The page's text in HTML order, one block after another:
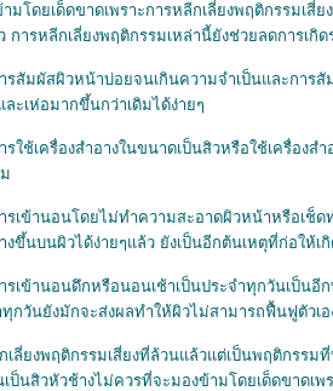
มโดยเด็ดขาดเพราะการหลีกเลี่ยงพฤติกรรมเ
การหลีกเลี่ยงพฤติกรรมเหล่านี้ยังช่วยลดการเ
รสัมผัสผิวหน้าบ่อยจนเกินความจำเป็นและการ
ละเห่อมากขึ้นกว่าเดิมได้ง่ายๆ
ใช้เครื่องสำอางในขนาดเป็นสิวหรือใช้เครื่อง
รเข้านอนโดยไม่ทำความสะอาดผิวหน้าหรือเช็
ขึ้นบนผิวได้ง่ายๆแล้ว ยังเป็นอีกต้นเหตุที่ก่อให้
รเข้านอนดึกหรือนอนเช้าเป็นประจำทุกวันเป็น
ทุกวันยังมักจะส่งผลทำให้ผิวไม่สามารถฟื้นฟูตัว
เลี่ยงพฤติกรรมเสี่ยงที่ล้วนแล้วแต่เป็นพฤติกรร
ป็นสิวหัวช้างไม่ควรที่จะมองข้ามโดยเด็ดขาดเ